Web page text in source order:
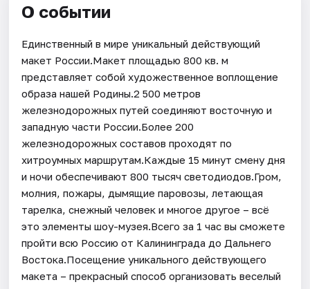
О событии
Единственный в мире уникальный действующий
макет России.Макет площадью 800 кв. м
представляет собой художественное воплощение
образа нашей Родины.2 500 метров
железнодорожных путей соединяют восточную и
западную части России.Более 200
железнодорожных составов проходят по
хитроумных маршрутам.Каждые 15 минут смену дня
и ночи обеспечивают 800 тысяч светодиодов.Гром,
молния, пожары, дымящие паровозы, летающая
тарелка, снежный человек и многое другое – всё
это элементы шоу-музея.Всего за 1 час вы сможете
пройти всю Россию от Калининграда до Дальнего
Востока.Посещение уникального действующего
макета – прекрасный способ организовать веселый